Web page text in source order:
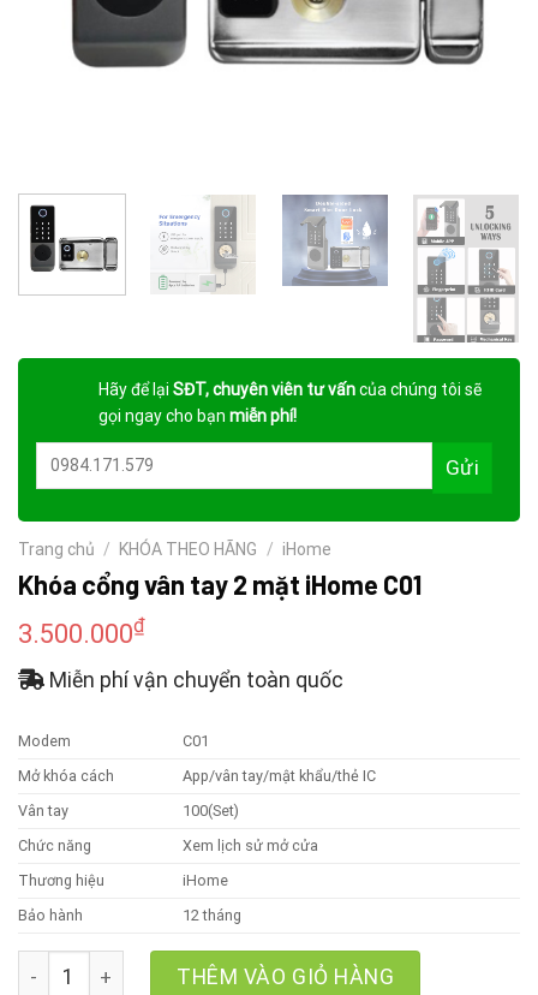
Hãy để lại SĐT, chuyên viên tư vấncủa chúng tôi sẽ
gọi ngay cho bạn miễn phí!
Trang chủ / KHÓA THEO HÃNG / iHome
Khóa cổng vân tay 2 mặt iHome C01
3.500.000₫
Miễn phí vận chuyển toàn quốc
Modem
C01
Mở khóa cách
App/vân tay/mật khẩu/thẻ IC
Vân tay
100(Set)
Chức năng
Xem lịch sử mở cửa
Thương hiệu
iHome
Bảo hành
12 tháng
Khóa cổng vân tay 2 mặt iHome C01 số lượng
THÊM VÀO GIỎ HÀNG